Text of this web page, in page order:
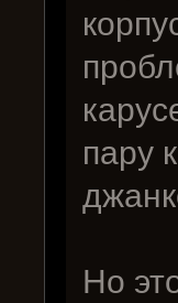
пару
Но